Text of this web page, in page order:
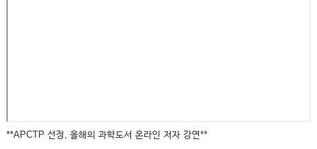
**APCTP 선정, 올해의 과학도서 온라인 저자 강연**